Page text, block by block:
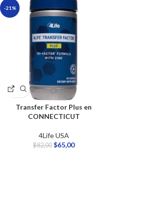
-21%
Transfer Factor Plus en
CONNECTICUT
4Life USA
$82,00 $65,00